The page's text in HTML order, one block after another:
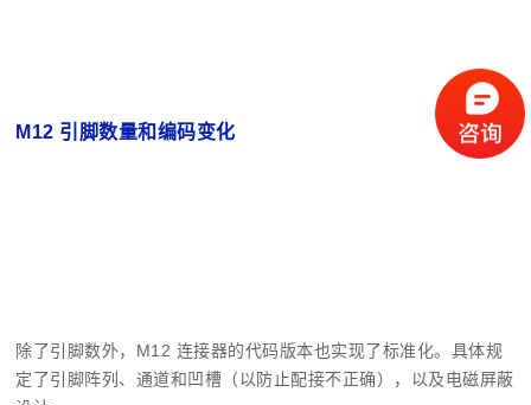
M12 引脚数量和编码变化
除了引脚数外，M12 连接器的代码版本也实现了标准化。具体规
定了引脚阵列、通道和凹槽（以防止配接不正确），以及电磁屏蔽